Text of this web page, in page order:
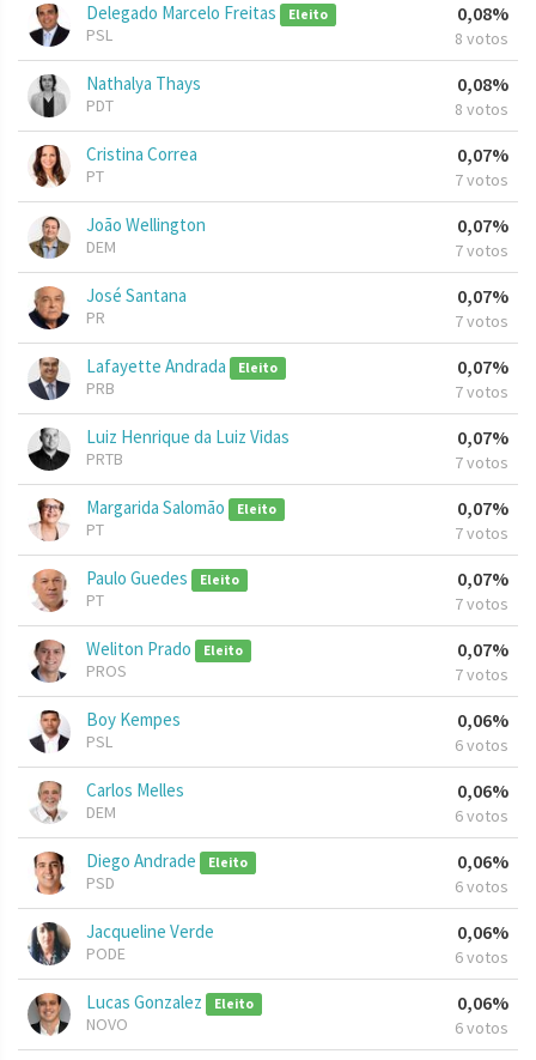
Delegado Marcelo Freitas Eleito
PSL
0,08%
8 votos
Nathalya Thays
PDT
0,08%
8 votos
Cristina Correa
PT
0,07%
7 votos
João Wellington
DEM
0,07%
7 votos
José Santana
PR
0,07%
7 votos
Lafayette Andrada Eleito
PRB
0,07%
7 votos
Luiz Henrique da Luiz Vidas
PRTB
0,07%
7 votos
Margarida Salomão Eleito
PT
0,07%
7 votos
Paulo Guedes Eleito
PT
0,07%
7 votos
Weliton Prado Eleito
PROS
0,07%
7 votos
Boy Kempes
PSL
0,06%
6 votos
Carlos Melles
DEM
0,06%
6 votos
Diego Andrade Eleito
PSD
0,06%
6 votos
Jacqueline Verde
PODE
0,06%
6 votos
Lucas Gonzalez Eleito
NOVO
0,06%
6 votos